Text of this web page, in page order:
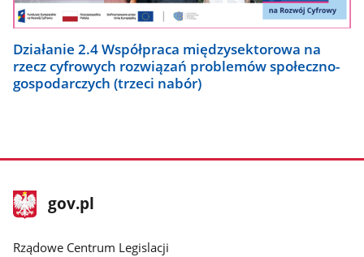
Działanie 2.4 Współpraca międzysektorowa na
rzecz cyfrowych rozwiązań problemów społeczno-
gospodarczych (trzeci nabór)
stopka
gov.plStrona
gov.pl
Rządowe Centrum Legislacji